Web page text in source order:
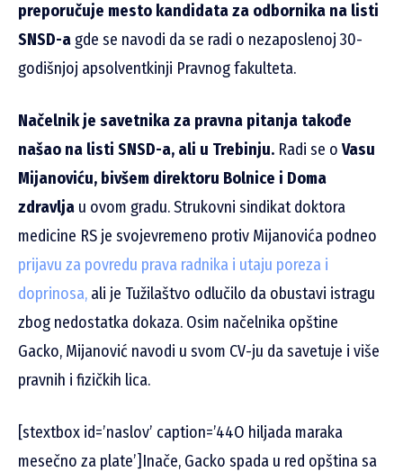
preporučuje mesto kandidata za odbornika na listi
SNSD-a gde se navodi da se radi o nezaposlenoj 30-
godišnjoj apsolventkinji Pravnog fakulteta.
Načelnik je savetnika za pravna pitanja takođe
našao na listi SNSD-a, ali u Trebinju. Radi se o Vasu
Mijanoviću, bivšem direktoru Bolnice i Doma
zdravlja u ovom gradu. Strukovni sindikat doktora
medicine RS je svojevremeno protiv Mijanovića podneo
prijavu za povredu prava radnika i utaju poreza i
doprinosa, ali je Tužilaštvo odlučilo da obustavi istragu
zbog nedostatka dokaza. Osim načelnika opštine
Gacko, Mijanović navodi u svom CV-ju da savetuje i više
pravnih i fizičkih lica.
[stextbox id=’naslov’ caption=’44O hiljada maraka
mesečno za plate’]Inače, Gacko spada u red opština sa